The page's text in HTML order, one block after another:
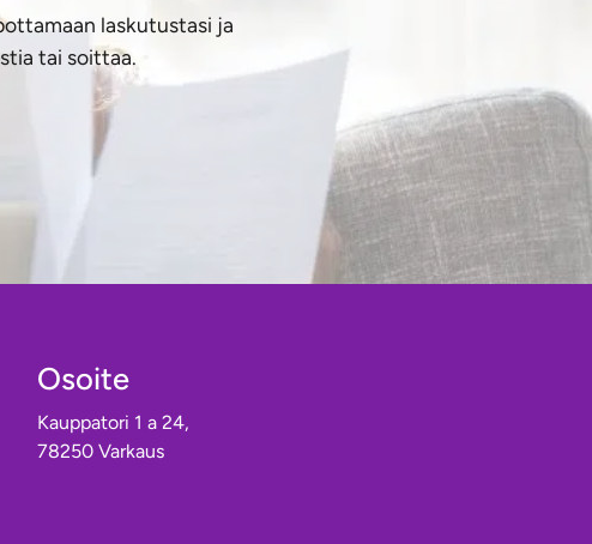
laskutustasi ja
tai soittaa.
Osoite
Kauppatori 1 a 24,
78250 Varkaus